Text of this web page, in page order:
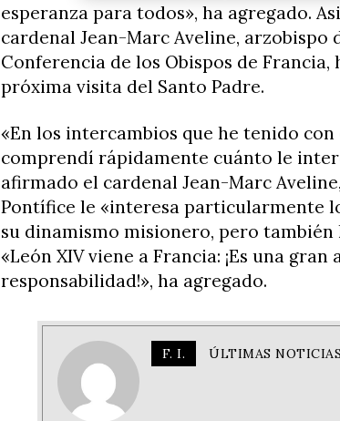
esperanza para todos», ha agregado.
cardenal Jean-Marc Aveline, arzobispo
Conferencia de los Obispos de
próxima visita del Santo Padre.
«En los intercambios que he tenido con
comprendí rápidamente cuánto le
afirmado el cardenal Jean-Marc
Pontífice le «interesa particularmente
su dinamismo misionero, pero también
«León XIV viene a Francia: ¡Es una
responsabilidad!», ha agregado.
F. I. ÚLTIMAS